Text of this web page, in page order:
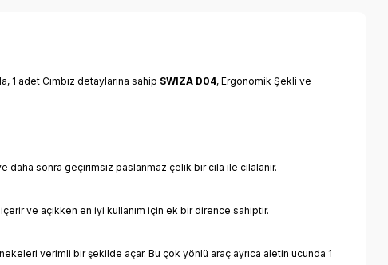
1 adet Cımbız detaylarına sahip SWIZA D04, Ergonomik Şekli ve
daha sonra geçirimsiz paslanmaz çelik bir cila ile cilalanır.
ve açıkken en iyi kullanım için ek bir dirence sahiptir.
verimli bir şekilde açar. Bu çok yönlü araç ayrıca aletin ucunda 1